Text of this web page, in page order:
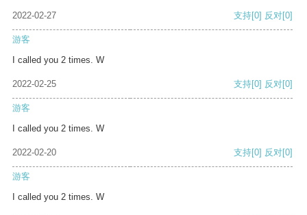
2022-02-27 支持[0] 反对[0]
游客
I called you 2 times. W
2022-02-25 支持[0] 反对[0]
游客
I called you 2 times. W
2022-02-20 支持[0] 反对[0]
游客
I called you 2 times. W